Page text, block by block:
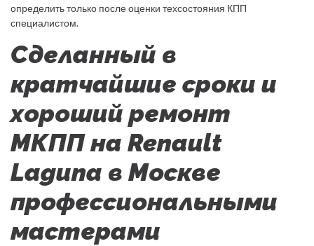
определить только после оценки техсостояния КПП
специалистом.
Сделанный в
кратчайшие сроки и
хороший ремонт
МКПП на Renault
Laguna в Москве
профессиональными
мастерами